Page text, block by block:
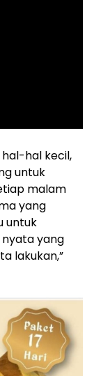
hal-hal kecil,
untuk
malam
yang
untuk
nyata yang
lakukan,”